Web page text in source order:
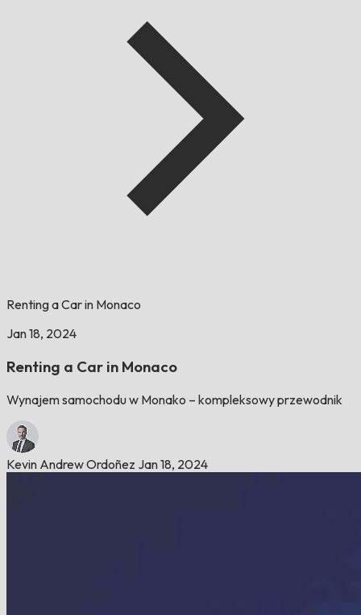
Renting a Car in Monaco
Jan 18, 2024
Renting a Car in Monaco
Wynajem samochodu w Monako – kompleksowy przewodnik
Kevin Andrew Ordoñez Jan 18, 2024